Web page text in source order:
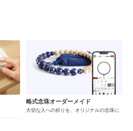
略式念珠オーダーメイド
大切な人への祈りを、オリジナルの念珠に